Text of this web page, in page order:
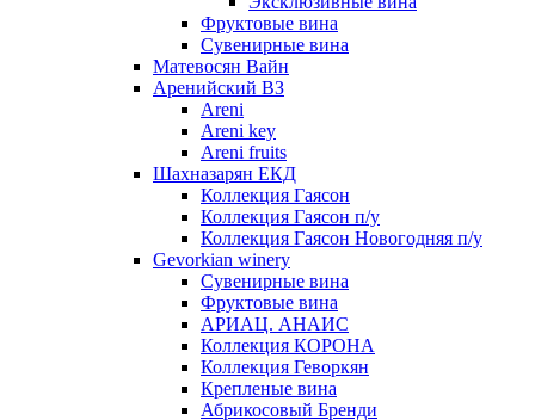
Фруктовые вина
Cувенирные вина
Матевосян Вайн
Аренийский ВЗ
Areni
Areni key
Areni fruits
Шахназарян ЕКД
Коллекция Гаясон
Коллекция Гаясон п/у
Коллекция Гаясон Новогодняя п/у
Gevorkian winery
Сувенирные вина
Фруктовые вина
АРИАЦ. АНАИС
Коллекция КОРОНА
Коллекция Геворкян
Крепленые вина
Абрикосовый Бренди